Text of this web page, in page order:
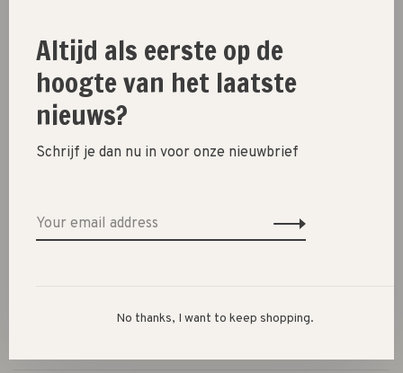
New
SALE 30%
Clothes
Altijd als eerste op de
hoogte van het laatste
nieuws?
Schrijf je dan nu in voor onze nieuwbrief
No thanks, I want to keep shopping.